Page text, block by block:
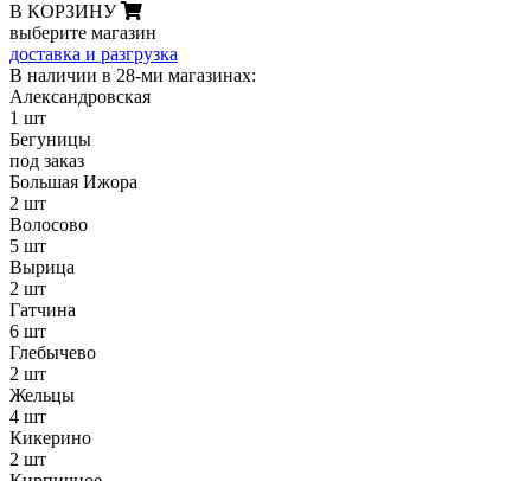
В КОРЗИНУ
выберите магазин
доставка и разгрузка
В наличии в 28-ми магазинах:
Александровская
1 шт
Бегуницы
под заказ
Большая Ижора
2 шт
Волосово
5 шт
Вырица
2 шт
Гатчина
6 шт
Глебычево
2 шт
Жельцы
4 шт
Кикерино
2 шт